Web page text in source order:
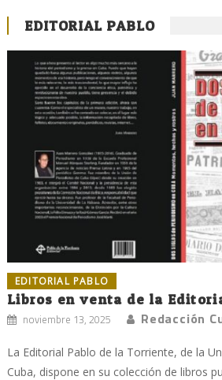
EDITORIAL PABLO
EDITORIAL PABLO
Libros en venta de la
noviembre 13, 2025 Redacción
La Editorial Pablo de la Torriente, de la
Cuba, dispone en su colección de libros